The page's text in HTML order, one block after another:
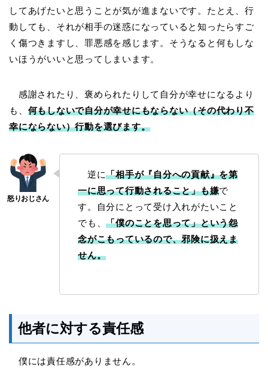
してあげたいと思うことが気が進まないです。たとえ、行
動しても、それが相手の迷惑になっていると知ったらすご
く傷つきますし、罪悪感を感じます。そうなると何もしな
いほうがいいと思ってしまいます。
感謝されたり、褒められたりして自分が幸せになるより
も、 何もしないで自分が幸せにもならない（その代わり不
幸にならない）行動を選びます。
逆に「相手が『自分への貢献』を第
一に思って行動されること」も嫌で
す。自分にとって受け入れがたいこと
でも、「僕のことを思って」という怨
念がこもっているので、邪険に扱えま
せん。
他者に対する責任感
僕には責任感がありません。